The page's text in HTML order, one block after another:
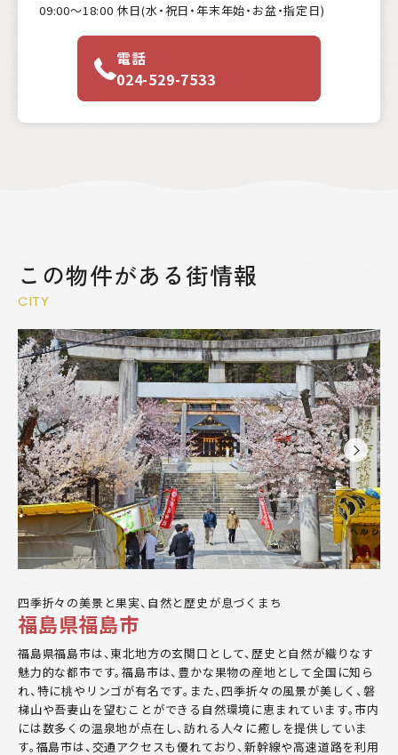
09:00〜18:00 休日(水・祝日・年末年始・お盆・指定日)
電話
024-529-7533
この物件がある街情報
CITY
四季折々の美景と果実、自然と歴史が息づくまち
福島県福島市
福島県福島市は、東北地方の玄関口として、歴史と自然が織りなす
魅力的な都市です。福島市は、豊かな果物の産地として全国に知ら
れ、特に桃やリンゴが有名です。また、四季折々の風景が美しく、磐
梯山や吾妻山を望むことができる自然環境に恵まれています。市内
には数多くの温泉地が点在し、訪れる人々に癒しを提供していま
す。福島市は、交通アクセスも優れており、新幹線や高速道路を利用